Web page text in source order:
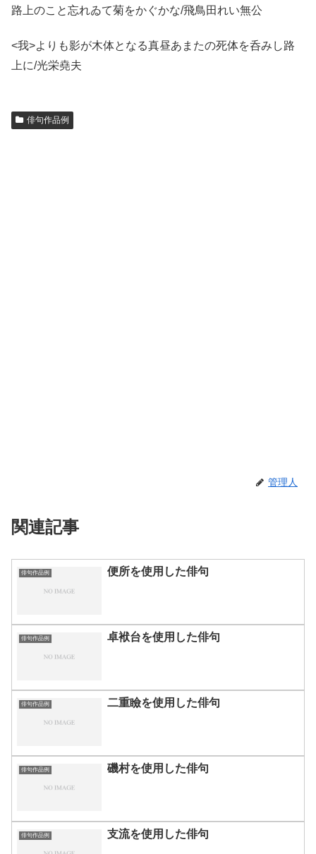
路上のこと忘れゐて菊をかぐかな/飛鳥田れい無公
<我>よりも影が木体となる真昼あまたの死体を呑みし路
上に/光栄堯夫
俳句作品例
管理人
関連記事
俳句作品例 便所を使用した俳句
俳句作品例 卓袱台を使用した俳句
俳句作品例 二重瞼を使用した俳句
俳句作品例 磯村を使用した俳句
俳句作品例 支流を使用した俳句